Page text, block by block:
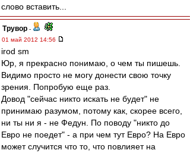
слово вставить...
Трувор -
01 май 2012 14:56
irod sm
Юр, я прекрасно понимаю, о чем ты пишешь.
Видимо просто не могу донести свою точку
зрения. Попробую еще раз.
Довод "сейчас никто искать не будет" не
принимаю разумом, потому как, скорее всего,
ни ты ни я - не Федун. По поводу "никто до
Евро не поедет" - а при чем тут Евро? На Евро
может случится что то, что повлияет на